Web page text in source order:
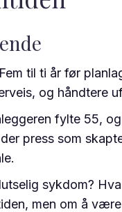
til ti år før
og håndtere
fylte 55,
press som
sykdom?
men om å